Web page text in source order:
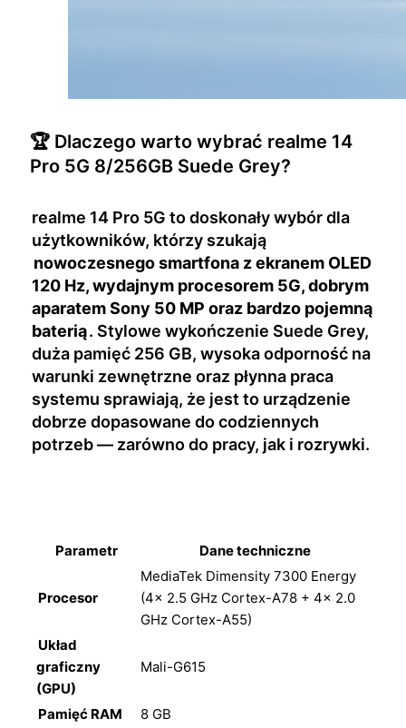
🏆 Dlaczego warto wybrać realme 14
Pro 5G 8/256GB Suede Grey?
realme 14 Pro 5G to doskonały wybór dla
użytkowników, którzy szukają
nowoczesnego smartfona z ekranem OLED
120 Hz, wydajnym procesorem 5G, dobrym
aparatem Sony 50 MP oraz bardzo pojemną
baterią. Stylowe wykończenie Suede Grey,
duża pamięć 256 GB, wysoka odporność na
warunki zewnętrzne oraz płynna praca
systemu sprawiają, że jest to urządzenie
dobrze dopasowane do codziennych
potrzeb — zarówno do pracy, jak i rozrywki.
Parametr Dane techniczne
Procesor
MediaTek Dimensity 7300 Energy
(4× 2.5 GHz Cortex-A78 + 4× 2.0
GHz Cortex-A55)
Układ
graficzny
(GPU)
Mali-G615
Pamięć RAM
8 GB